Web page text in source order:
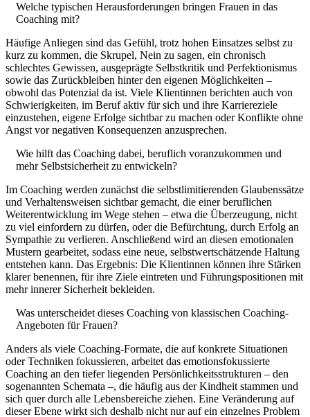
Welche typischen Herausforderungen bringen Frauen in das
Coaching mit?
Häufige Anliegen sind das Gefühl, trotz hohen Einsatzes selbst zu
kurz zu kommen, die Skrupel, Nein zu sagen, ein chronisch
schlechtes Gewissen, ausgeprägte Selbstkritik und Perfektionismus
sowie das Zurückbleiben hinter den eigenen Möglichkeiten –
obwohl das Potenzial da ist. Viele Klientinnen berichten auch von
Schwierigkeiten, im Beruf aktiv für sich und ihre Karriereziele
einzustehen, eigene Erfolge sichtbar zu machen oder Konflikte ohne
Angst vor negativen Konsequenzen anzusprechen.
Wie hilft das Coaching dabei, beruflich voranzukommen und
mehr Selbstsicherheit zu entwickeln?
Im Coaching werden zunächst die selbstlimitierenden Glaubenssätze
und Verhaltensweisen sichtbar gemacht, die einer beruflichen
Weiterentwicklung im Wege stehen – etwa die Überzeugung, nicht
zu viel einfordern zu dürfen, oder die Befürchtung, durch Erfolg an
Sympathie zu verlieren. Anschließend wird an diesen emotionalen
Mustern gearbeitet, sodass eine neue, selbstwertschätzende Haltung
entstehen kann. Das Ergebnis: Die Klientinnen können ihre Stärken
klarer benennen, für ihre Ziele eintreten und Führungspositionen mit
mehr innerer Sicherheit bekleiden.
Was unterscheidet dieses Coaching von klassischen Coaching-
Angeboten für Frauen?
Anders als viele Coaching-Formate, die auf konkrete Situationen
oder Techniken fokussieren, arbeitet das emotionsfokussierte
Coaching an den tiefer liegenden Persönlichkeitsstrukturen – den
sogenannten Schemata –, die häufig aus der Kindheit stammen und
sich quer durch alle Lebensbereiche ziehen. Eine Veränderung auf
dieser Ebene wirkt sich deshalb nicht nur auf ein einzelnes Problem